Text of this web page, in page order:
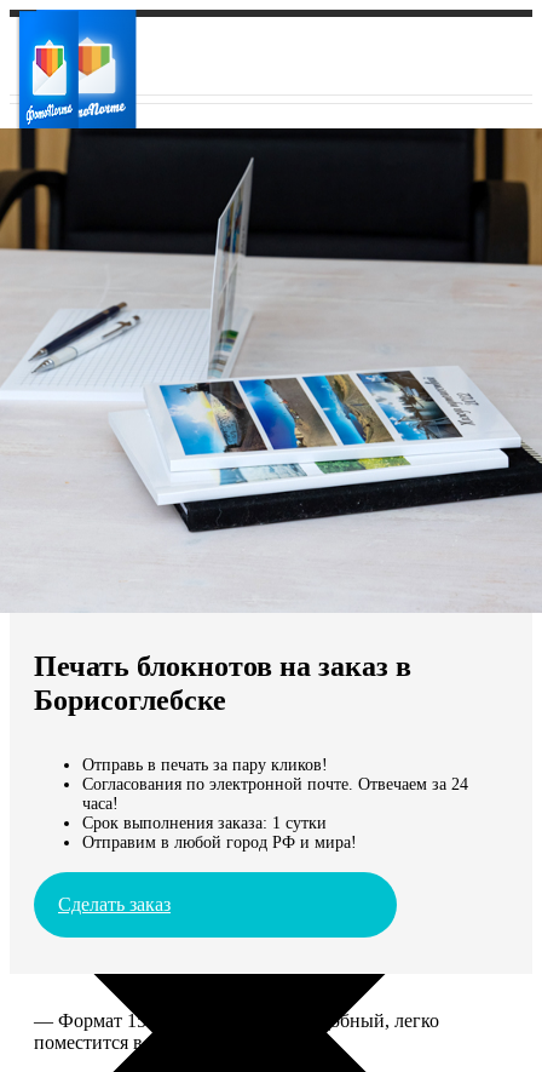
Ваш регион доставки
Выберите из списка:
Мы доставляем по всему миру
Продолжить без города
Печать блокнотов на заказ в
Борисоглебске
Отправь в печать за пару кликов!
Согласования по электронной почте. Отвечаем за 24
часа!
Срок выполнения заказа: 1 сутки
Отправим в любой город РФ и мира!
Сделать заказ
— Формат 15*20. Компактный и удобный, легко
поместится в сумку или рюкзак.